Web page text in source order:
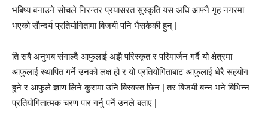
भबिष्य बनाउने सोचले निरन्तर प्रयासरत सुस्कृति यस अघि आफ्नै गृह नगरमा
भएको सौन्दर्य प्रतियोगितामा बिजयी पनि भैसकेकी हुन् |
ति सबै अनुभब संगाल्दै आफुलाई अझै परिस्कृत र परिमार्जन गर्दै यो क्षेत्रमा
आफुलाई स्थापित गर्ने उनको लक्ष हो र यो प्रतियोगिताबाट आफुलाई धेरै सहयोग
हुने र आफुले ज्ञाण लिने कुरामा उनि बिस्वस्त छिन | तर बिजयी बन्न भने बिभिन्न
प्रतियोगितात्मक चरण पार गर्नु पर्ने उनले बताए |